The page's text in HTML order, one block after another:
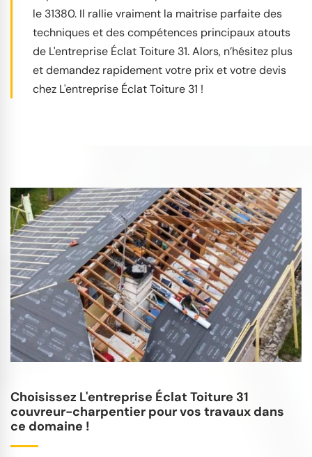
le 31380. Il rallie vraiment la maitrise parfaite des
techniques et des compétences principaux atouts
de L'entreprise Éclat Toiture 31. Alors, n’hésitez plus
et demandez rapidement votre prix et votre devis
chez L'entreprise Éclat Toiture 31 !
Choisissez L'entreprise Éclat Toiture 31
couvreur-charpentier pour vos travaux dans
ce domaine !